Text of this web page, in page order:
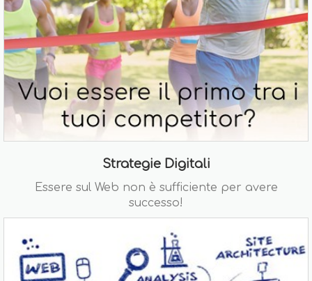
Strategie Digitali
Essere sul Web non è sufficiente per avere
successo!